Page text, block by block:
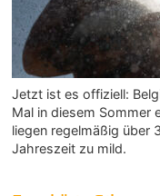
Jetzt ist es offiziell:
Mal in diesem Sommer
liegen regelmäßig über
Jahreszeit zu mild.